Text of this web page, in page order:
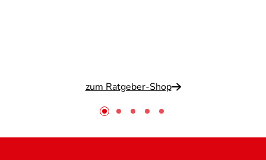
zum Ratgeber-Shop